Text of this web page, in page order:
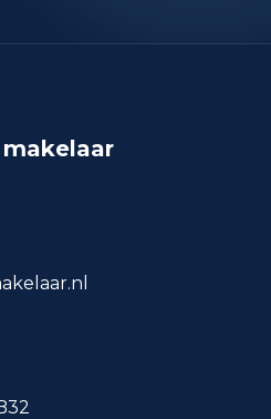
7.190
van
over
basis van actuele